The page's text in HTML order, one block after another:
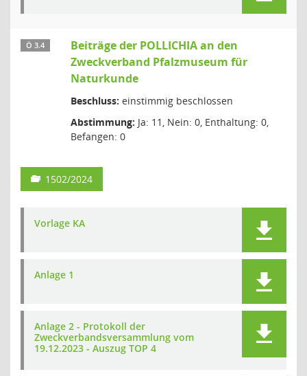
Ö 3.4
Beiträge der POLLICHIA an den
Zweckverband Pfalzmuseum für
Naturkunde
Beschluss: einstimmig beschlossen
Abstimmung: Ja: 11, Nein: 0, Enthaltung: 0,
Befangen: 0
1502/2024
Vorlage KA
Anlage 1
Anlage 2 - Protokoll der
Zweckverbandsversammlung vom
19.12.2023 - Auszug TOP 4